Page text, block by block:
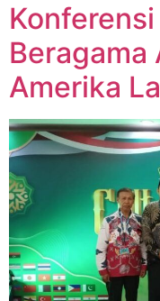
Beragama
Amerika